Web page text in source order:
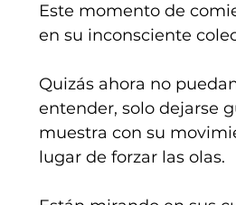
Este momento de
en su inconsciente
Quizás ahora no
entender, solo dejarse
muestra con su
lugar de forzar las olas.